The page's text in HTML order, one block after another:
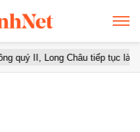
Châu tiếp tục là động lực